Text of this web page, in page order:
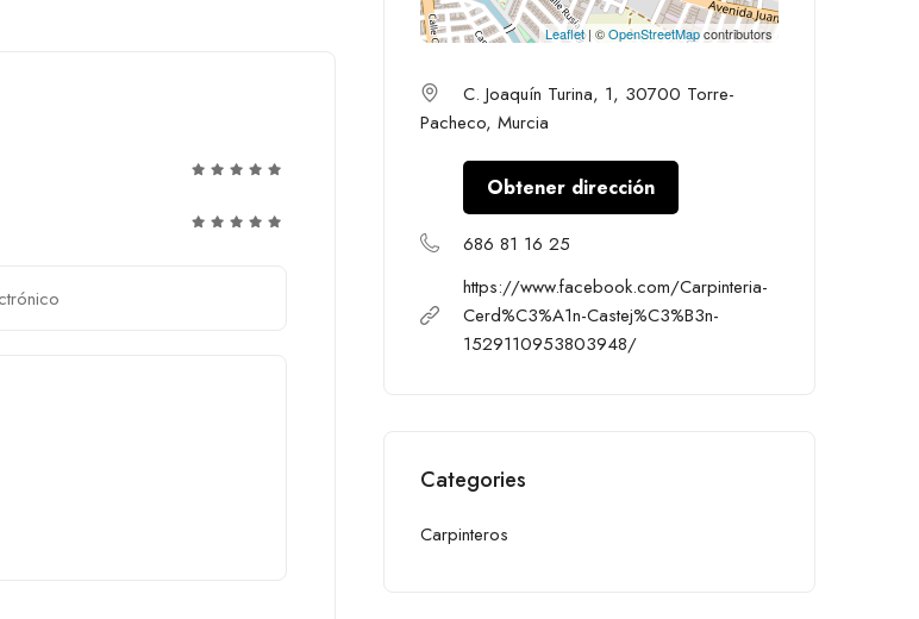
Leaflet| ©OpenStreetMapcontributors
C. Joaquín Turina, 1, 30700 Torre-
Pacheco, Murcia
Obtener dirección
686 81 16 25
https://www.facebook.com/Carpinteria-
Cerd%C3%A1n-Castej%C3%B3n-
1529110953803948/
Categories
Carpinteros